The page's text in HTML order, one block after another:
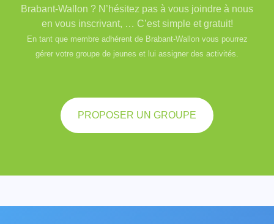
Brabant-Wallon ? N’hésitez pas à vous joindre à nous
en vous inscrivant, … C’est simple et gratuit!
En tant que membre adhérent de Brabant-Wallon vous pourrez
gérer votre groupe de jeunes et lui assigner des activités.
PROPOSER UN GROUPE